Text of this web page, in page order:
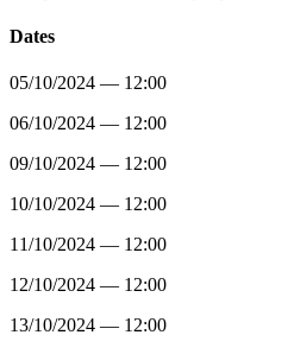
Dates
05/10/2024 — 12:00
06/10/2024 — 12:00
09/10/2024 — 12:00
10/10/2024 — 12:00
11/10/2024 — 12:00
12/10/2024 — 12:00
13/10/2024 — 12:00